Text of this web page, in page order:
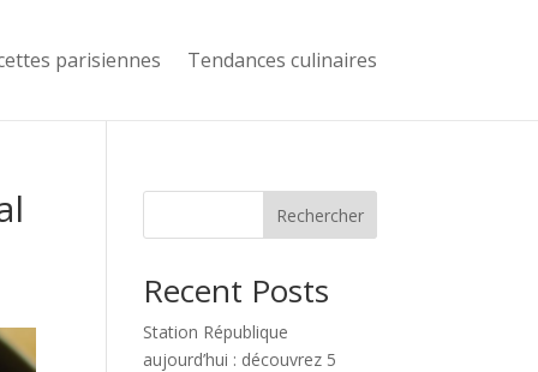
parisiennes Tendances culinaires
Rechercher
Recent Posts
Station République
aujourd’hui : découvrez 5